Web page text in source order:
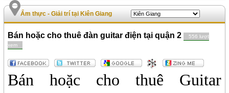
Ẩm thực - Giải trí tại Kiên Giang
Bán hoặc cho thuê đàn guitar điện tại quận 2
556 lượt
xem
Bán hoặc cho thuê Guitar